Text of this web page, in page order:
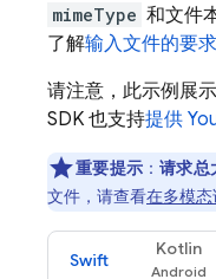
mimeType 和文件
了解输入文件的要
请注意，此示例展
SDK 也支持提供
重要提示 ： 请求总
文件，请查看在多模
Swift
Kotlin